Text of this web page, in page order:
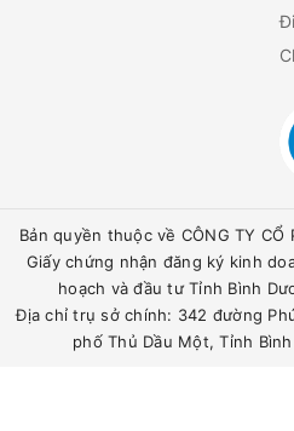
Bản quyền thuộc về CÔNG TY CỔ
Giấy chứng nhận đăng ký kinh
hoạch và đầu tư Tỉnh Bình
Địa chỉ trụ sở chính: 342 đường
phố Thủ Dầu Một, Tỉnh